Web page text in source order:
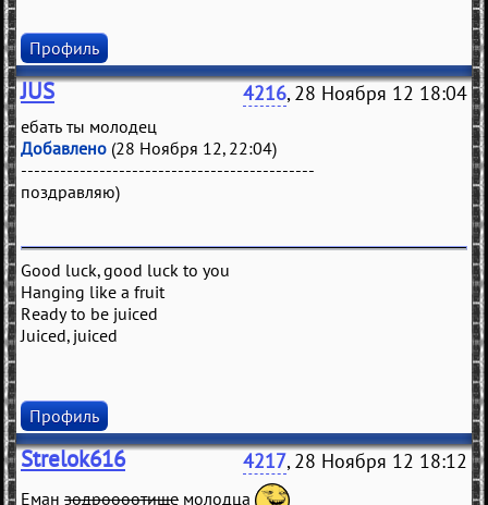
Профиль
JUS 4216, 28 Ноября 12 18:04
ебать ты молодец
Добавлено (28 Ноября 12, 22:04)
---------------------------------------------
поздравляю)
Good luck, good luck to you
Hanging like a fruit
Ready to be juiced
Juiced, juiced
Профиль
Strelok616 4217, 28 Ноября 12 18:12
Еман зодроооотище молодца